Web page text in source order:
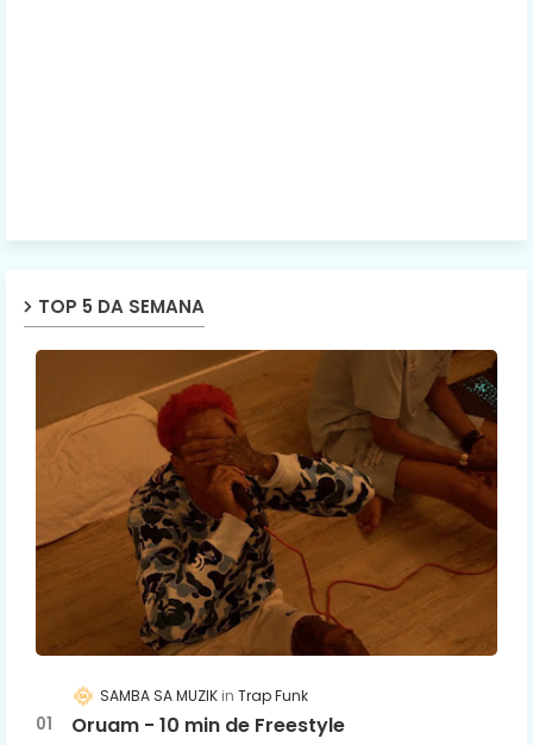
TOP 5 DA SEMANA
SAMBA SA MUZIK Trap Funk
Oruam - 10 min de Freestyle